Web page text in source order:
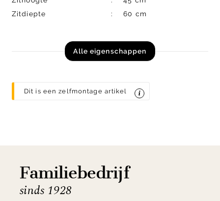
Zitdiepte
60 cm
Alle eigenschappen
Dit is een zelfmontage artikel
Familiebedrijf
sinds 1928